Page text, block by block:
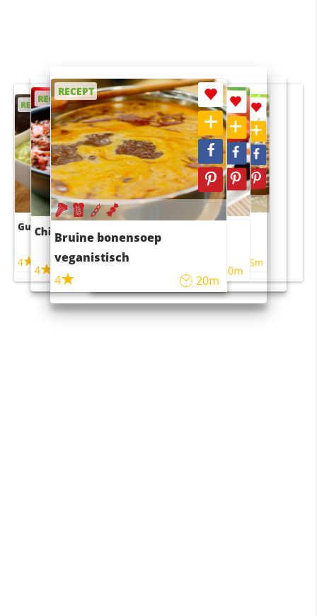
RECEPT
Guacamole
4
RECEPT
Chili con carne
4
RECEPT
Bruine bonensoep
veganistisch
4
20m
RECEPT
Sushi rijstsalade
maaltijdsalade
40m
RECEPT
4 55m